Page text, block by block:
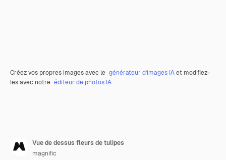
Créez vos propres images avec le générateur d’images IAet modifiez-
les avec notre éditeur de photos IA.
Vue de dessus fleurs de tulipes
magnific